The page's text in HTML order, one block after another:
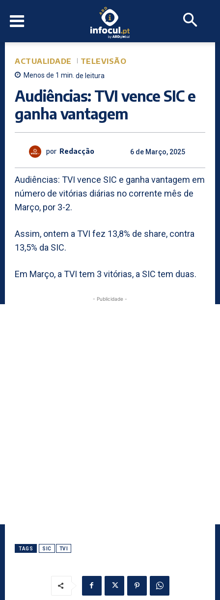
ACTUALIDADE TELEVISÃO
Menos de 1 min. de leitura
Audiências: TVI vence SIC e
ganha vantagem
por Redacção 6 de Março, 2025
Audiências: TVI vence SIC e ganha vantagem em
número de vitórias diárias no corrente mês de
Março, por 3-2.
Assim, ontem a TVI fez 13,8% de share, contra
13,5% da SIC.
Em Março, a TVI tem 3 vitórias, a SIC tem duas.
- Publicidade -
TAGS SIC TVI